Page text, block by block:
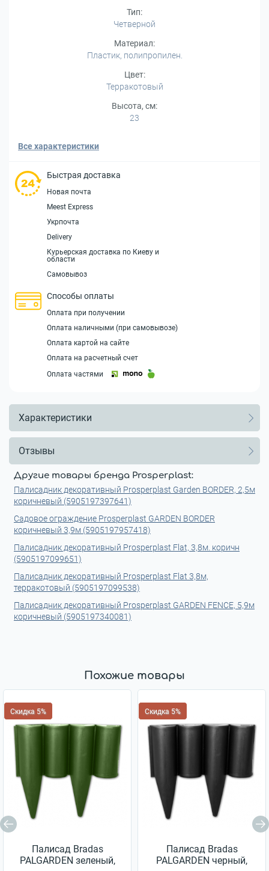
Тип:
Четверной
Материал:
Пластик, полипропилен.
Цвет:
Терракотовый
Высота, см:
23
Все характеристики
Быстрая доставка
Новая почта
Meest Express
Укрпочта
Delivery
Курьерская доставка по Киеву и
области
Самовывоз
Способы оплаты
Оплата при получении
Оплата наличными (при самовывозе)
Оплата картой на сайте
Оплата на расчетный счет
Оплата частями
Характеристики
Отзывы
Другие товары бренда Prosperplast:
Палисадник декоративный Prosperplast Garden BORDER, 2,5м
коричневый (5905197397641)
Садовое ограждение Prosperplast GARDEN BORDER
коричневый 3,9м (5905197957418)
Палисадник декоративный Prosperplast Flat, 3,8м. коричн
(5905197099651)
Палисадник декоративный Prosperplast Flat 3,8м,
терракотовый (5905197099538)
Палисадник декоративный Prosperplast GARDEN FENCE, 5,9м
коричневый (5905197340081)
Похожие товары
Скидка 5%
Палисад Bradas
PALGARDEN зеленый,
Скидка 5%
Палисад Bradas
PALGARDEN черный,